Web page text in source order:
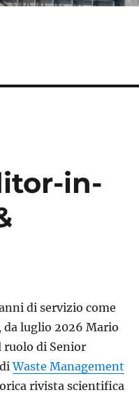
in-
di servizio come
da luglio 2026 Mario
ruolo di Senior
Waste Management
rivista scientifica